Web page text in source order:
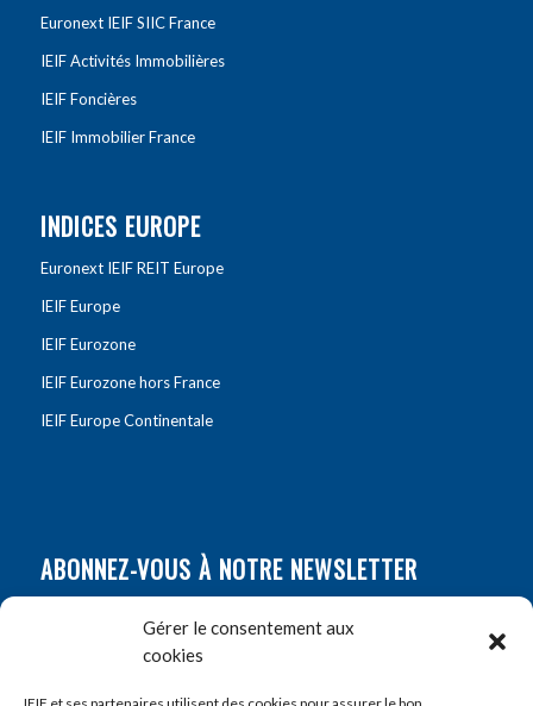
Gérer le consentement aux
cookies
Euronext IEIF SIIC France
IEIF Activités Immobilières
IEIF Foncières
IEIF Immobilier France
INDICES EUROPE
Euronext IEIF REIT Europe
IEIF Europe
IEIF Eurozone
IEIF Eurozone hors France
IEIF Europe Continentale
ABONNEZ-VOUS À NOTRE NEWSLETTER
Prénom*